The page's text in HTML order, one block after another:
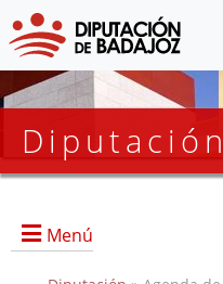
Diputación
Menú